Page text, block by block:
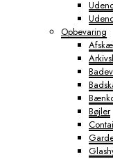
Opbevaring
Bøjler